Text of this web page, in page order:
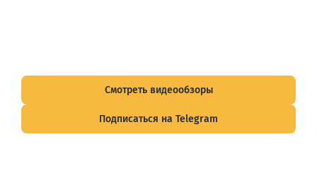
Смотреть видеообзоры
Подписаться на Telegram